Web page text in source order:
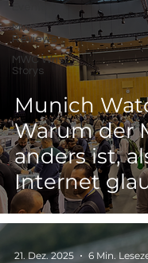
Events
MWC
Reviews
MWC Wrist
Storys
Munich
Warum der
anders ist,
Internet
21. Dez. 2025 6 Min.